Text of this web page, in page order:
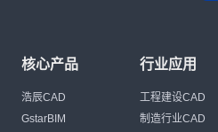
核心产品
浩辰CAD
GstarBIM
行业应用
工程建设CAD
制造行业CAD